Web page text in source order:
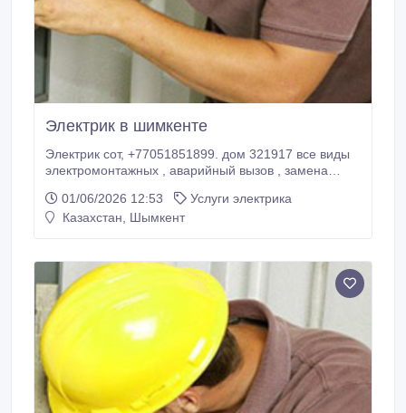
Электрик в шимкенте
Электрик сот, +77051851899. дом 321917 все виды
электромонтажных , аварийный вызов , замена
демонтаж оборудования , навес люстр, бра,
электромонтаж под ключ домов и офисов.
01/06/2026 12:53
Услуги электрика
Казахстан, Шымкент